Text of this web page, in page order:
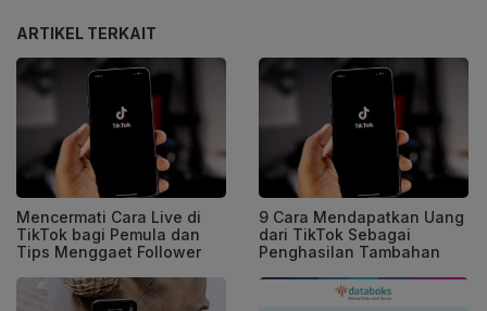
ARTIKEL TERKAIT
Mencermati Cara Live di
TikTok bagi Pemula dan
Tips Menggaet Follower
9 Cara Mendapatkan Uang
dari TikTok Sebagai
Penghasilan Tambahan